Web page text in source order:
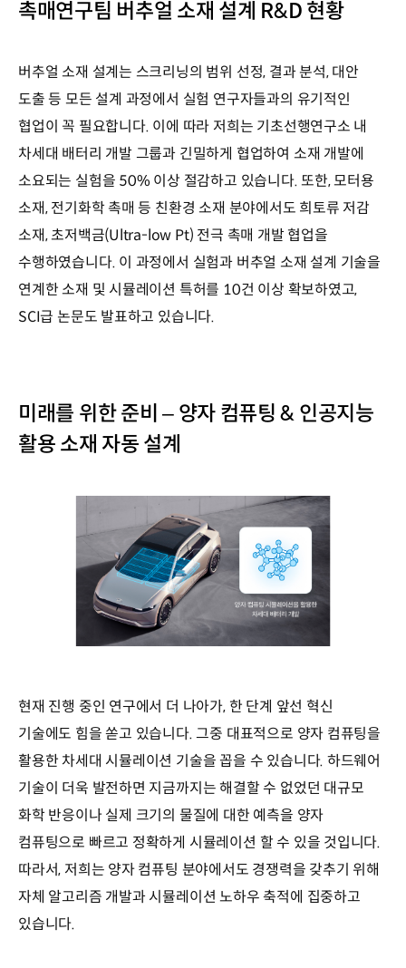
촉매연구팀 버추얼 소재 설계 R&D 현황
버추얼 소재 설계는 스크리닝의 범위 선정, 결과 분석, 대안
도출 등 모든 설계 과정에서 실험 연구자들과의 유기적인
협업이 꼭 필요합니다. 이에 따라 저희는 기초선행연구소 내
차세대 배터리 개발 그룹과 긴밀하게 협업하여 소재 개발에
소요되는 실험을 50% 이상 절감하고 있습니다. 또한, 모터용
소재, 전기화학 촉매 등 친환경 소재 분야에서도 희토류 저감
소재, 초저백금(Ultra-low Pt) 전극 촉매 개발 협업을
수행하였습니다. 이 과정에서 실험과 버추얼 소재 설계 기술을
연계한 소재 및 시뮬레이션 특허를 10건 이상 확보하였고,
SCI급 논문도 발표하고 있습니다.
미래를 위한 준비 – 양자 컴퓨팅 & 인공지능
활용 소재 자동 설계
현재 진행 중인 연구에서 더 나아가, 한 단계 앞선 혁신
기술에도 힘을 쏟고 있습니다. 그중 대표적으로 양자 컴퓨팅을
활용한 차세대 시뮬레이션 기술을 꼽을 수 있습니다. 하드웨어
기술이 더욱 발전하면 지금까지는 해결할 수 없었던 대규모
화학 반응이나 실제 크기의 물질에 대한 예측을 양자
컴퓨팅으로 빠르고 정확하게 시뮬레이션 할 수 있을 것입니다.
따라서, 저희는 양자 컴퓨팅 분야에서도 경쟁력을 갖추기 위해
자체 알고리즘 개발과 시뮬레이션 노하우 축적에 집중하고
있습니다.